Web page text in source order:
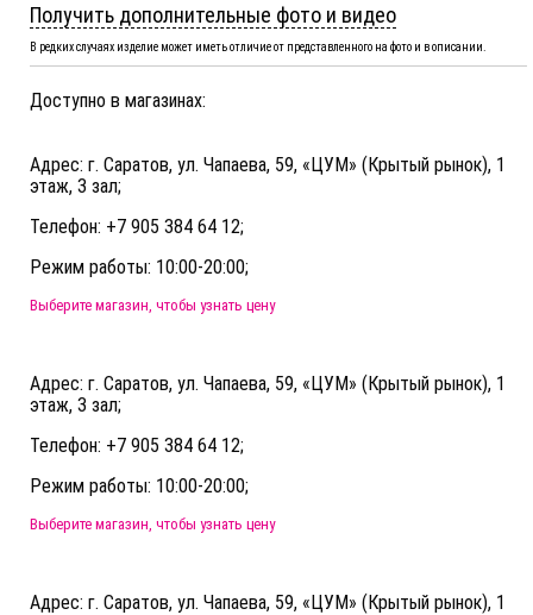
Получить дополнительные фото и видео
В редких случаях изделие может иметь отличие от представленного на фото и в описании.
Доступно в магазинах:
Адрес: г. Саратов, ул. Чапаева, 59, «ЦУМ» (Крытый рынок), 1
этаж, 3 зал;
Телефон: +7 905 384 64 12;
Режим работы: 10:00-20:00;
Выберите магазин, чтобы узнать цену
Адрес: г. Саратов, ул. Чапаева, 59, «ЦУМ» (Крытый рынок), 1
этаж, 3 зал;
Телефон: +7 905 384 64 12;
Режим работы: 10:00-20:00;
Выберите магазин, чтобы узнать цену
Адрес: г. Саратов, ул. Чапаева, 59, «ЦУМ» (Крытый рынок), 1